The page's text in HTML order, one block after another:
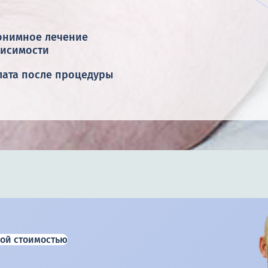
лечение
после процедуры
стоимостью